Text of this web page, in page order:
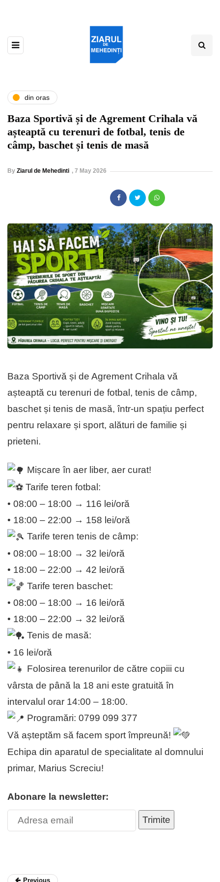
din oras
Baza Sportivă și de Agrement Crihala vă
așteaptă cu terenuri de fotbal, tenis de
câmp, baschet și tenis de masă
By Ziarul de Mehedinti , 7 May 2026
Baza Sportivă și de Agrement Crihala vă
așteaptă cu terenuri de fotbal, tenis de câmp,
baschet și tenis de masă, într-un spațiu perfect
pentru relaxare și sport, alături de familie și
prieteni.
Mișcare în aer liber, aer curat!
Tarife teren fotbal:
• 08:00 – 18:00 → 116 lei/oră
• 18:00 – 22:00 → 158 lei/oră
Tarife teren tenis de câmp:
• 08:00 – 18:00 → 32 lei/oră
• 18:00 – 22:00 → 42 lei/oră
Tarife teren baschet:
• 08:00 – 18:00 → 16 lei/oră
• 18:00 – 22:00 → 32 lei/oră
Tenis de masă:
• 16 lei/oră
Folosirea terenurilor de către copiii cu
vârsta de până la 18 ani este gratuită în
intervalul orar 14:00 – 18:00.
Programări: 0799 099 377
Vă așteptăm să facem sport împreună!
Echipa din aparatul de specialitate al domnului
primar, Marius Screciu!
Abonare la newsletter:
Trimite
Previous